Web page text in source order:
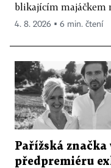
blikajícím majáčkem
4. 8. 2026 ▪ 6 min. čtení
Pařížská
předpremiéru